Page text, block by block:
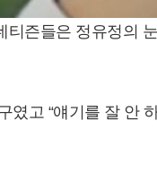
즌들은 정유정의
고 “얘기를 잘 안